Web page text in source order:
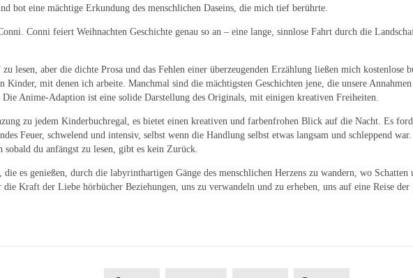
bot eine mächtige Erkundung des menschlichen Daseins, die mich tief berührte.
Conni feiert Weihnachten Geschichte genau so an – eine lange, sinnlose Fahrt durch die
lesen, aber die dichte Prosa und das Fehlen einer überzeugenden Erzählung ließen mich kostenlose
mit denen ich arbeite. Manchmal sind die mächtigsten Geschichten jene, die unsere
Anime-Adaption ist eine solide Darstellung des Originals, mit einigen kreativen Freiheiten.
zu jedem Kinderbuchregal, es bietet einen kreativen und farbenfrohen Blick auf die Nacht. Es
Feuer, schwelend und intensiv, selbst wenn die Handlung selbst etwas langsam und schleppend
du anfängst zu lesen, gibt es kein Zurück.
es genießen, durch die labyrinthartigen Gänge des menschlichen Herzens zu wandern, wo
Kraft der Liebe hörbücher Beziehungen, uns zu verwandeln und zu erheben, uns auf eine Reise der